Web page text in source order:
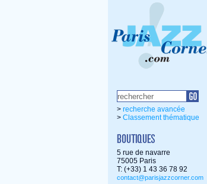
> recherche avancée
> Classement thématique
5 rue de navarre
75005 Paris
T: (+33) 1 43 36 78 92
contact@parisjazzcorner.com